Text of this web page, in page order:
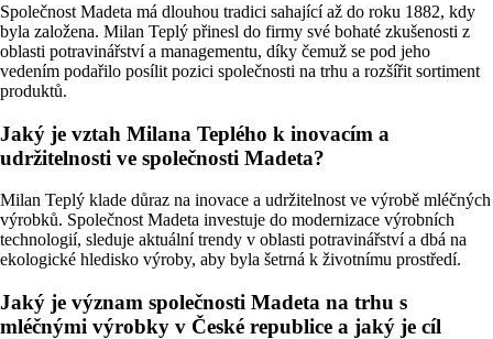
Společnost Madeta má dlouhou tradici sahající až do roku 1882, kdy
byla založena. Milan Teplý přinesl do firmy své bohaté zkušenosti z
oblasti potravinářství a managementu, díky čemuž se pod jeho
vedením podařilo posílit pozici společnosti na trhu a rozšířit sortiment
produktů.
Jaký je vztah Milana Teplého k inovacím a
udržitelnosti ve společnosti Madeta?
Milan Teplý klade důraz na inovace a udržitelnost ve výrobě mléčných
výrobků. Společnost Madeta investuje do modernizace výrobních
technologií, sleduje aktuální trendy v oblasti potravinářství a dbá na
ekologické hledisko výroby, aby byla šetrná k životnímu prostředí.
Jaký je význam společnosti Madeta na trhu s
mléčnými výrobky v České republice a jaký je cíl